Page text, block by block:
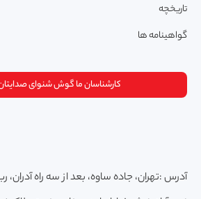
تاریخچه
گواهینامه ها
کارشناسان ما گوش شنوای
آدرس :تهران، جاده ساوه، بعد از سه راه